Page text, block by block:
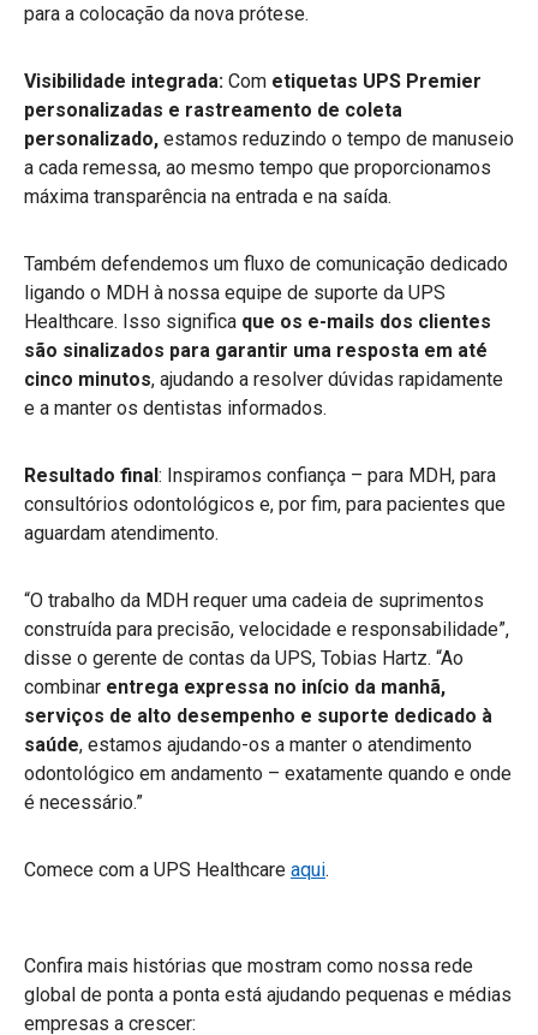
para a colocação da nova prótese.
Visibilidade integrada: Com etiquetas UPS Premier
personalizadas e rastreamento de coleta
personalizado, estamos reduzindo o tempo de manuseio
a cada remessa, ao mesmo tempo que proporcionamos
máxima transparência na entrada e na saída.
Também defendemos um fluxo de comunicação dedicado
ligando o MDH à nossa equipe de suporte da UPS
Healthcare. Isso significa que os e-mails dos clientes
são sinalizados para garantir uma resposta em até
cinco minutos, ajudando a resolver dúvidas rapidamente
e a manter os dentistas informados.
Resultado final: Inspiramos confiança – para MDH, para
consultórios odontológicos e, por fim, para pacientes que
aguardam atendimento.
“O trabalho da MDH requer uma cadeia de suprimentos
construída para precisão, velocidade e responsabilidade”,
disse o gerente de contas da UPS, Tobias Hartz. “Ao
combinar entrega expressa no início da manhã,
serviços de alto desempenho e suporte dedicado à
saúde, estamos ajudando-os a manter o atendimento
odontológico em andamento – exatamente quando e onde
é necessário.”
Comece com a UPS Healthcare aqui.
Confira mais histórias que mostram como nossa rede
global de ponta a ponta está ajudando pequenas e médias
empresas a crescer: